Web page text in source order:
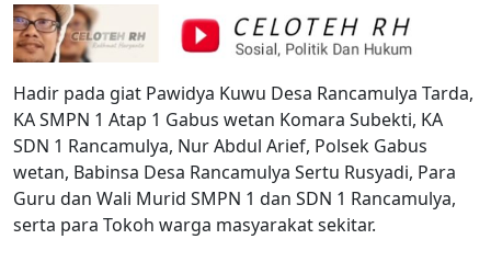
Hadir pada giat Pawidya Kuwu Desa Rancamulya Tarda,
KA SMPN 1 Atap 1 Gabus wetan Komara Subekti, KA
SDN 1 Rancamulya, Nur Abdul Arief, Polsek Gabus
wetan, Babinsa Desa Rancamulya Sertu Rusyadi, Para
Guru dan Wali Murid SMPN 1 dan SDN 1 Rancamulya,
serta para Tokoh warga masyarakat sekitar.